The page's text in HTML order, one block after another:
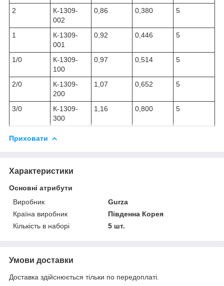
2
К-1309-
002
0,86 0,380 5
1
К-1309-
001
0,92 0,446 5
1/0
К-1309-
100
0,97 0,514 5
2/0
К-1309-
200
1,07 0,652 5
3/0
К-1309-
300
1,16 0,800 5
Приховати
Характеристики
Основні атрибути
Виробник
Gurza
Країна виробник
Південна Корея
Кількість в наборі
5 шт.
Умови доставки
Доставка здійснюється тільки по передоплаті.